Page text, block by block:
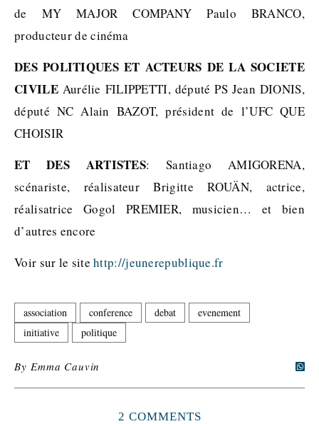
de MY MAJOR COMPANY Paulo BRANCO,
producteur de cinéma
DES POLITIQUES ET ACTEURS DE LA SOCIETE
CIVILEAurélie FILIPPETTI, député PS Jean DIONIS,
député NC Alain BAZOT, président de l’UFC QUE
CHOISIR
ET DES ARTISTES: Santiago AMIGORENA,
scénariste, réalisateur Brigitte ROUÄN, actrice,
réalisatrice Gogol PREMIER, musicien… et bien
d’autres encore
Voir sur le sitehttp://jeunerepublique.fr
association conference debat
evenement
initiative
politique
ByEmma Cauvin
2 COMMENTS